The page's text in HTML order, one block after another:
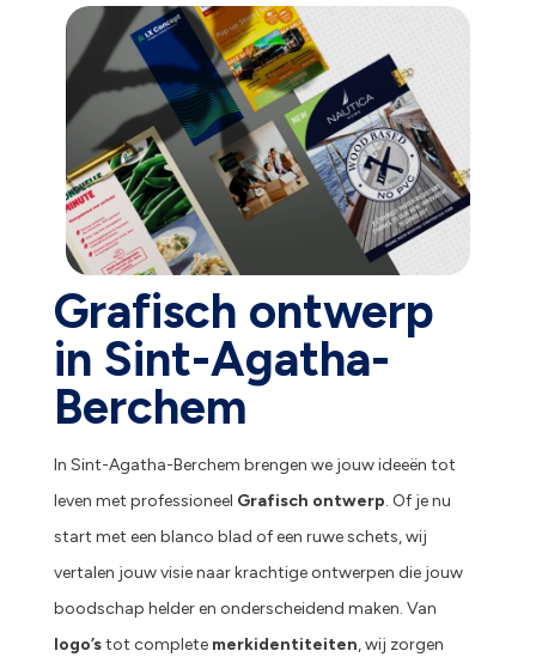
Grafisch ontwerp
in Sint-Agatha-
Berchem
In Sint-Agatha-Berchem brengen we jouw ideeën tot
leven met professioneel Grafisch ontwerp. Of je nu
start met een blanco blad of een ruwe schets, wij
vertalen jouw visie naar krachtige ontwerpen die jouw
boodschap helder en onderscheidend maken. Van
logo’stot complete merkidentiteiten, wij zorgen